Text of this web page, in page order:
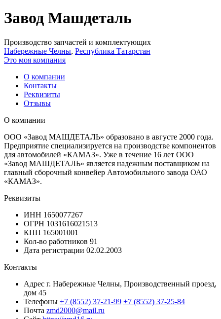
Завод Машдеталь
Производство запчастей и комплектующих
Набережные Челны, Республика Татарстан
Это моя компания
О компании
Контакты
Реквизиты
Отзывы
О компании
ООО «Завод МАШДЕТАЛЬ» образовано в августе 2000 года.
Предприятие специализируется на производстве компонентов
для автомобилей «КАМАЗ». Уже в течение 16 лет ООО
«Завод МАШДЕТАЛЬ» является надежным поставщиком на
главный сборочный конвейер Автомобильного завода ОАО
«КАМАЗ».
Реквизиты
ИНН 1650077267
ОГРН 1031616021513
КПП 165001001
Кол-во работников 91
Дата регистрации 02.02.2003
Контакты
Адрес г. Набережные Челны, Производственный проезд,
дом 45
Телефоны +7 (8552) 37-21-99 +7 (8552) 37-25-84
Почта zmd2000@mail.ru